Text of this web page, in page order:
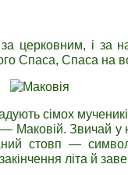
церковним, і за
Спаса, Спаса на
сімох
Маковій. Звичай у
стовп —
літа й